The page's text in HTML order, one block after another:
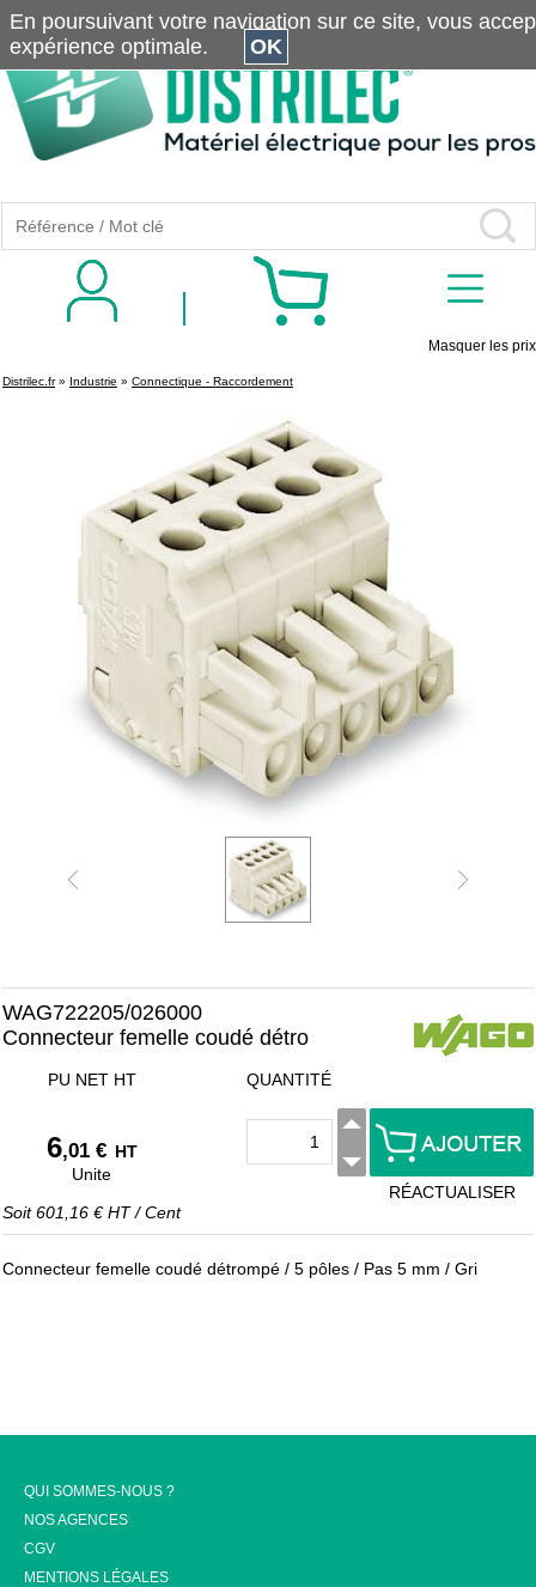
Masquer les prix
Distrilec.fr» Industrie » Connectique - Raccordement
WAG722205/026000
Connecteur femelle coudé détro
PU NET HT
6,01 € HT
Unite
Soit601,16 € HT/Cent
QUANTITÉ
RÉACTUALISER
Connecteur femelle coudé détrompé / 5 pôles / Pas 5 mm / Gri
QUI SOMMES-NOUS ?
NOS AGENCES
CGV
MENTIONS LÉGALES
En poursuivant votre navigation sur ce site, vous
expérience optimale.
OK